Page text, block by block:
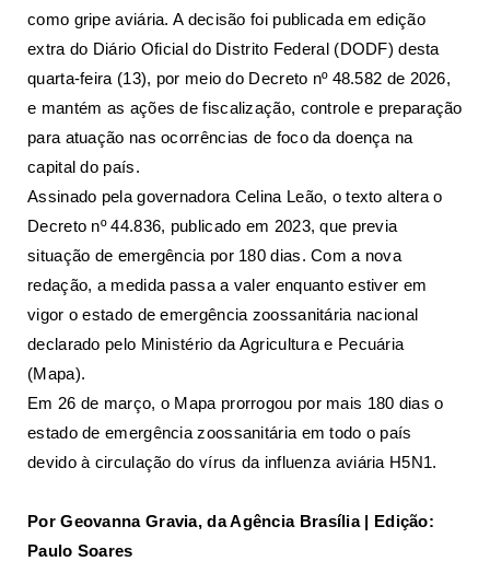
como gripe aviária. A decisãofoi publicada em edição
extra do Diário Oficial do Distrito Federal (DODF) desta
quarta-feira (13), por meio do Decreto nº 48.582 de 2026,
e mantém as ações de fiscalização, controle e preparação
para atuação nas ocorrências de foco da doença na
capital do país.
Assinado pela governadora Celina Leão, o texto altera o
Decreto nº 44.836, publicado em 2023, que previa
situação de emergência por 180 dias. Com a nova
redação, a medida passa a valer enquanto estiver em
vigor o estado de emergência zoossanitária nacional
declarado pelo Ministério da Agricultura e Pecuária
(Mapa).
Em 26 de março, o Mapa prorrogou por mais 180 dias o
estado de emergência zoossanitária em todo o país
devido à circulação do vírus da influenza aviária H5N1.
PorGeovanna Gravia, da Agência Brasília | Edição:
Paulo Soares